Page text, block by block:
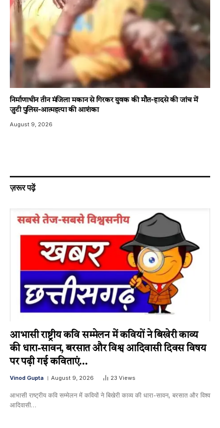
निर्माणाधीन तीन मंजिला मकान से गिरकर युवक की मौत-हादसे की जांच में
जुटी पुलिस-आत्महत्या की आशंका
August 9, 2026
ज़रूर पढ़ें
आभासी राष्ट्रीय कवि सम्मेलन में कवियों ने बिखेरी काव्य
की धारा-सावन, बरसात और विश्व आदिवासी दिवस विषय
पर पढ़ी गई कविताएं…
Vinod Gupta August 9, 2026 23 Views
आभासी राष्ट्रीय कवि सम्मेलन में कवियों ने बिखेरी काव्य की धारा-सावन, बरसात और विश्व
आदिवासी…